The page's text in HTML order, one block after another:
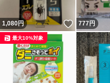
1,080円 いいね！
777円
最大10%対象